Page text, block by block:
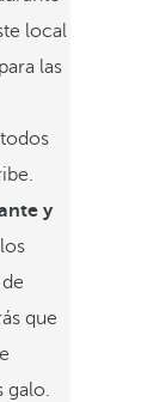
local
las
y
que
galo.